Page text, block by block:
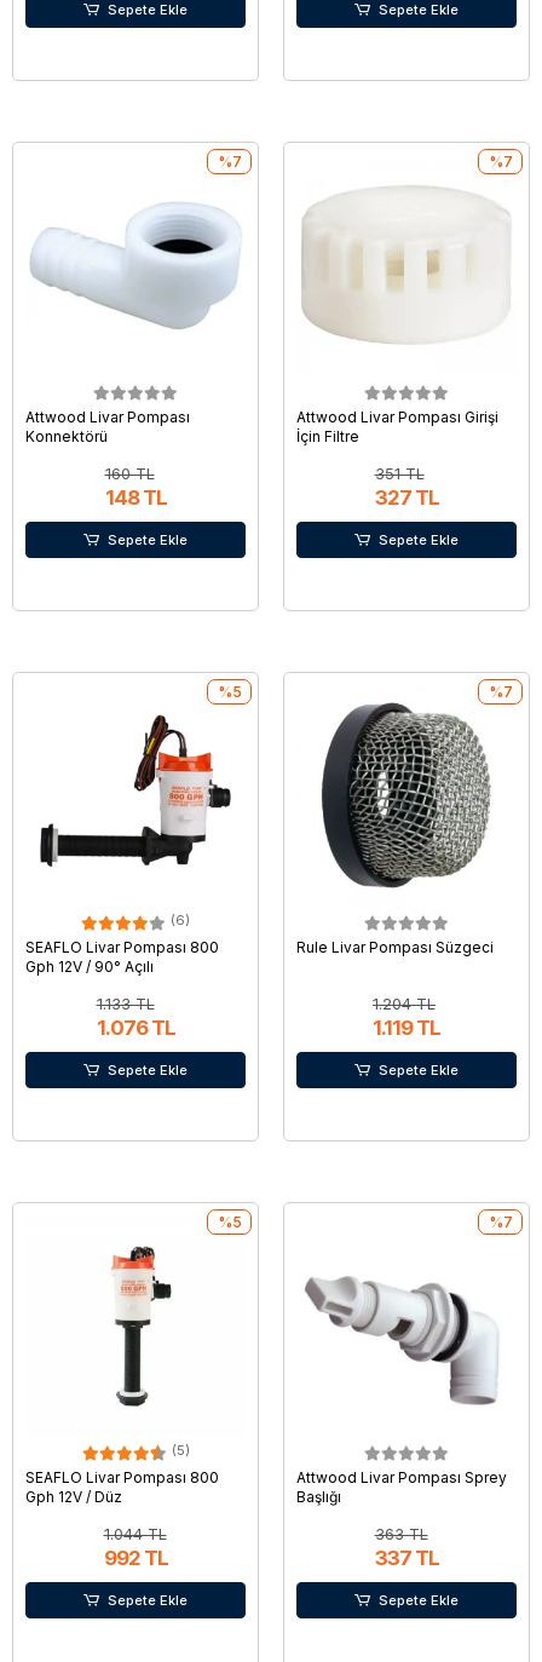
Sepete Ekle Sepete Ekle
Attwood Livar Pompası
Konnektörü
160 TL
148 TL
%7
Sepete Ekle
Attwood Livar Pompası Girişi
İçin Filtre
351 TL
327 TL
%7
Sepete Ekle
(6)
SEAFLO Livar Pompası 800
Gph 12V / 90° Açılı
1.133 TL
1.076 TL
%5
Sepete Ekle
Rule Livar Pompası Süzgeci
1.204 TL
1.119 TL
%7
Sepete Ekle
(5)
SEAFLO Livar Pompası 800
Gph 12V / Düz
1.044 TL
992 TL
%5
Sepete Ekle
Attwood Livar Pompası Sprey
Başlığı
363 TL
337 TL
%7
Sepete Ekle